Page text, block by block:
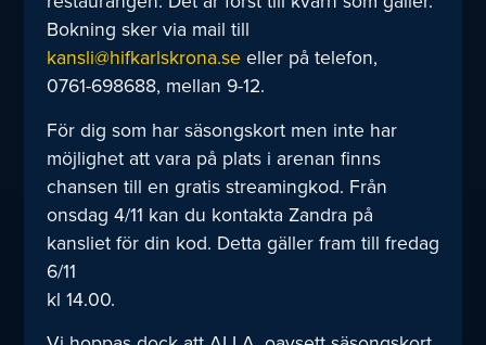
Bokning sker via mail till
kansli@hifkarlskrona.se eller på telefon,
0761-698688, mellan 9-12.
För dig som har säsongskort men inte har
möjlighet att vara på plats i arenan finns
chansen till en gratis streamingkod. Från
onsdag 4/11 kan du kontakta Zandra på
kansliet för din kod. Detta gäller fram till fredag
6/11
kl 14.00.